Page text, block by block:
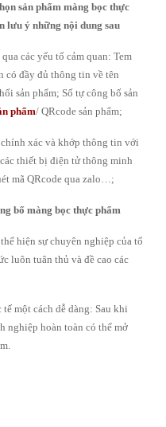
sản phẩm màng bọc thực
lưu ý những nội dung sau
các yếu tố cảm quan: Tem
có đầy đủ thông tin về tên
sản phẩm; Số tự công bố sản
phẩm/ QRcode sản phẩm;
xác và khớp thông tin với
thiết bị điện tử thông minh
mã QRcode qua zalo…;
bố màng bọc thực phẩm
hiện sự chuyên nghiệp của tổ
luôn tuân thủ và đề cao các
một cách dễ dàng: Sau khi
nghiệp hoàn toàn có thể mở